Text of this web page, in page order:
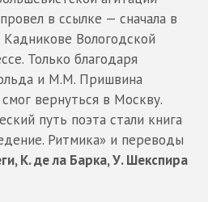
в ссылке — сначала в
Вологодской
Только благодаря
и М.М. Пришвина
вернуться в Москву.
путь поэта стали книга
Ритмика» и переводы
К. де ла Барка, У. Шекспира